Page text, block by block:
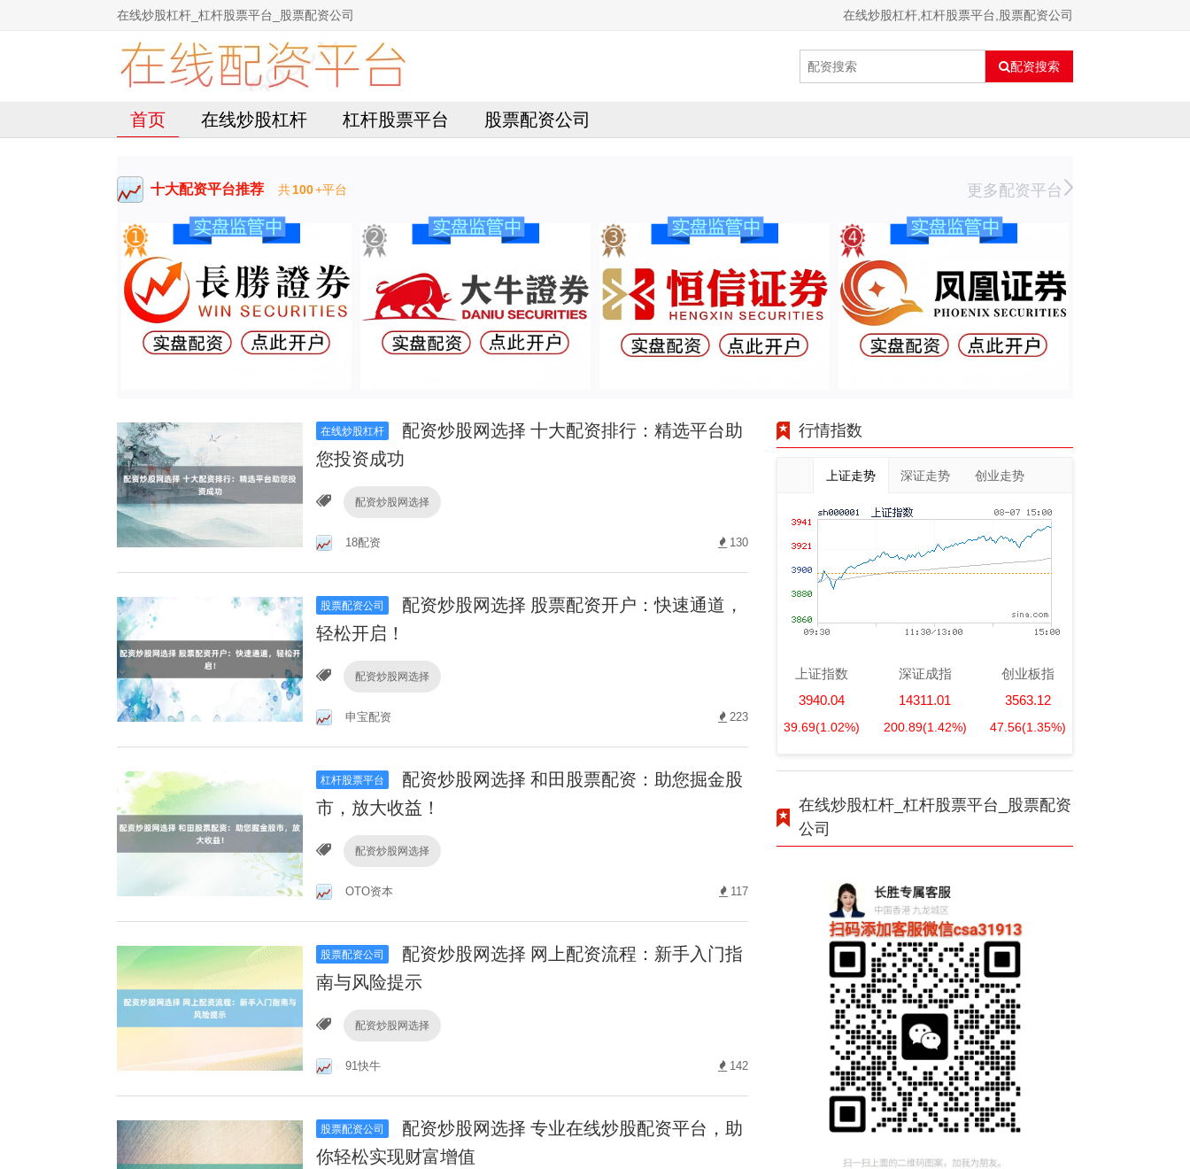
在线炒股杠杆_杠杆股票平台_股票配资公司 在线炒股杠杆,杠杆股票平台,股票配资公司
配资搜索
首页 在线炒股杠杆 杠杆股票平台 股票配资公司
十大配资平台推荐 共100+平台 更多配资平台
在线炒股杠杆
配资炒股网选择 十大配资排行：精选平台助
您投资成功
配资炒股网选择
18配资 130
股票配资公司
配资炒股网选择 股票配资开户：快速通道，
轻松开启！
配资炒股网选择
申宝配资 223
杠杆股票平台
配资炒股网选择 和田股票配资：助您掘金股
市，放大收益！
配资炒股网选择
OTO资本 117
股票配资公司
配资炒股网选择 网上配资流程：新手入门指
南与风险提示
配资炒股网选择
91快牛 142
股票配资公司
配资炒股网选择 专业在线炒股配资平台，助
你轻松实现财富增值
行情指数
上证走势 深证走势 创业走势
上证指数
3940.04
39.69(1.02%)
深证成指
14311.01
200.89(1.42%)
创业板指
3563.12
47.56(1.35%)
在线炒股杠杆_杠杆股票平台_股票配资
公司